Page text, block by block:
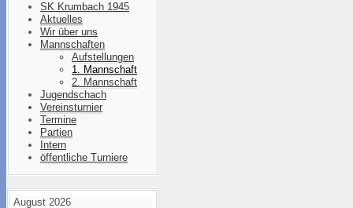
SK Krumbach 1945
Aktuelles
Wir über uns
Mannschaften
Aufstellungen
1. Mannschaft
2. Mannschaft
Jugendschach
Vereinsturnier
Termine
Partien
Intern
öffentliche Turniere
August 2026